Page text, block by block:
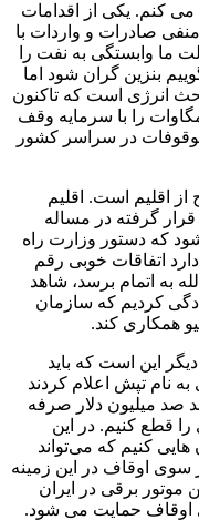
کنم. یکی از اقدامات
صادرات و واردات با
ما وابستگی به نفت را
بنزین گران شود اما
انرژی است که تاکنون
به تولید ۸ مگاوات شده‌ایم و ۱۱۰ مگاوات را با سرمایه وقف
در سراسر کشور
اقلیم است. اقلیم
گرفته در مساله
که دستور وزارت راه
اتفاقات خوبی رقم
به اتمام برسد، شاهد
کردیم که سازمان
همکاری کند.
این است که باید
نام تپش اعلام کردند
صد میلیون دلار صرفه
قطع کنیم. در این
هایی کنیم که می‌تواند
سوی اوقاف در این زمینه
برقی در ایران
اوقاف حمایت می شود.